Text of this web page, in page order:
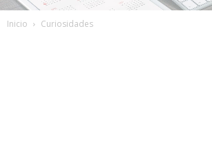
Inicio Curiosidades